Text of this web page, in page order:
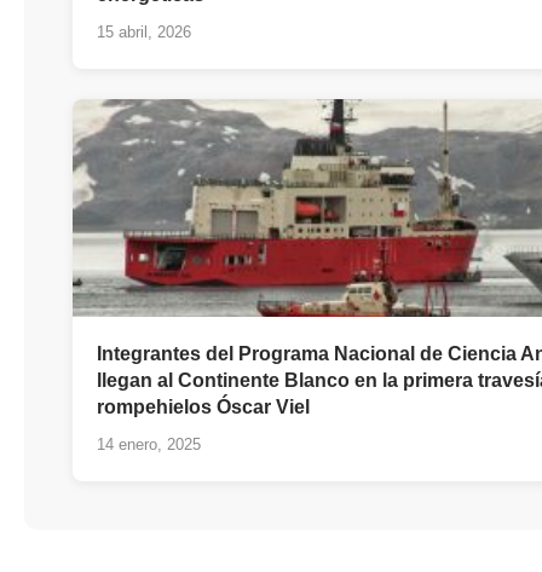
15 abril, 2026
Integrantes del Programa Nacional de Ciencia
llegan al Continente Blanco en la primera
rompehielos Óscar Viel
14 enero, 2025